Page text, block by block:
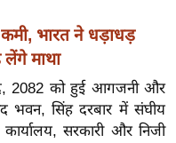
भारत ने धड़ाधड़
माथा
2082 को हुई आगजनी और
भवन, सिंह दरबार में संघीय
सरकारी और निजी